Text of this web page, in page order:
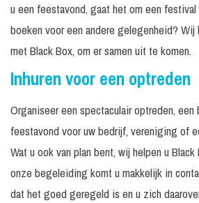
u een feestavond, gaat het om een
boeken voor een andere gelegenheid? Wij
met Black Box, om er samen uit te komen.
Inhuren voor een optreden
Organiseer een spectaculair optreden,
feestavond voor uw bedrijf, vereniging of
Wat u ook van plan bent, wij helpen u
onze begeleiding komt u makkelijk in
dat het goed geregeld is en u zich